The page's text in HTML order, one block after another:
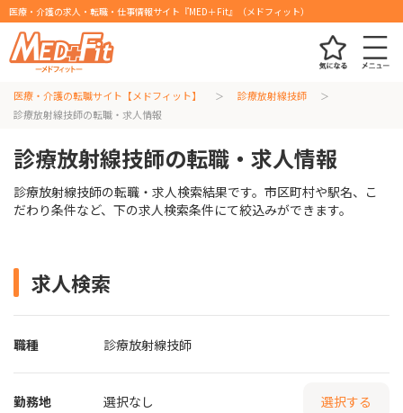
医療・介護の求人・転職・仕事情報サイト『MED＋Fit』（メドフィット）
医療・介護の転職サイト【メドフィット】
診療放射線技師
診療放射線技師の転職・求人情報
診療放射線技師の転職・求人情報
診療放射線技師の転職・求人検索結果です。市区町村や駅名、こ
だわり条件など、下の求人検索条件にて絞込みができます。
求人検索
職種 診療放射線技師
勤務地 選択なし 選択する